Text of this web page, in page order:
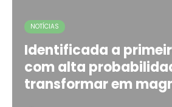
NOTÍCIAS
Identificada a
com alta
transformar em